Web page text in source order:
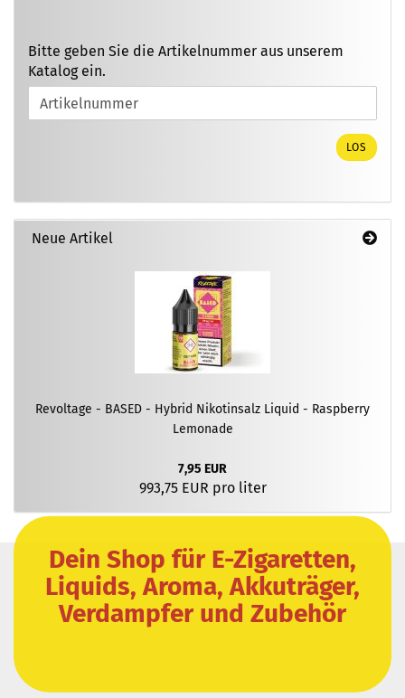
BITTE
GEBEN
SIE
DIE
Bitte geben Sie die Artikelnummer aus unserem
Katalog ein.
LOS
Neue Artikel
Revoltage - BASED - Hybrid Nikotinsalz Liquid - Raspberry
Lemonade
7,95 EUR
993,75 EUR pro liter
Dein Shop für E-Zigaretten,
Liquids, Aroma, Akkuträger,
Verdampfer und Zubehör